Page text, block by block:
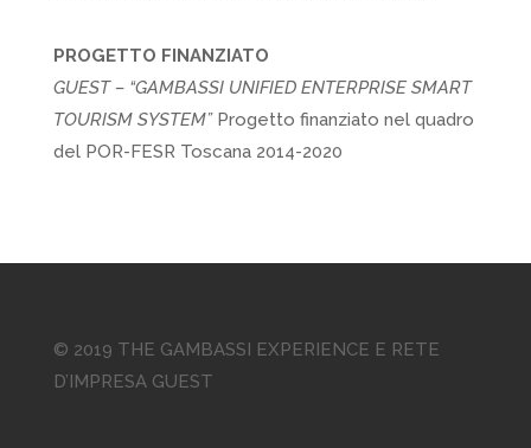
PROGETTO FINANZIATO
GUEST – “GAMBASSI UNIFIED ENTERPRISE SMART
TOURISM SYSTEM” Progetto finanziato nel quadro
del POR-FESR Toscana 2014-2020
© 2019 THE GAMBASSI EXPERIENCE E RETE
D’IMPRESA GUEST